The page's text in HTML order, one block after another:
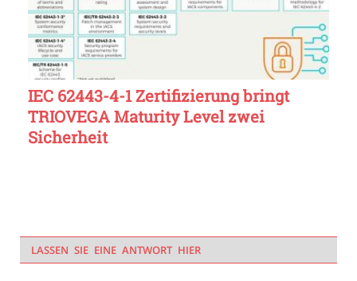
IEC 62443-4-1 Zertifizierung bringt
TRIOVEGA Maturity Level zwei
Sicherheit
LASSEN SIE EINE ANTWORT HIER